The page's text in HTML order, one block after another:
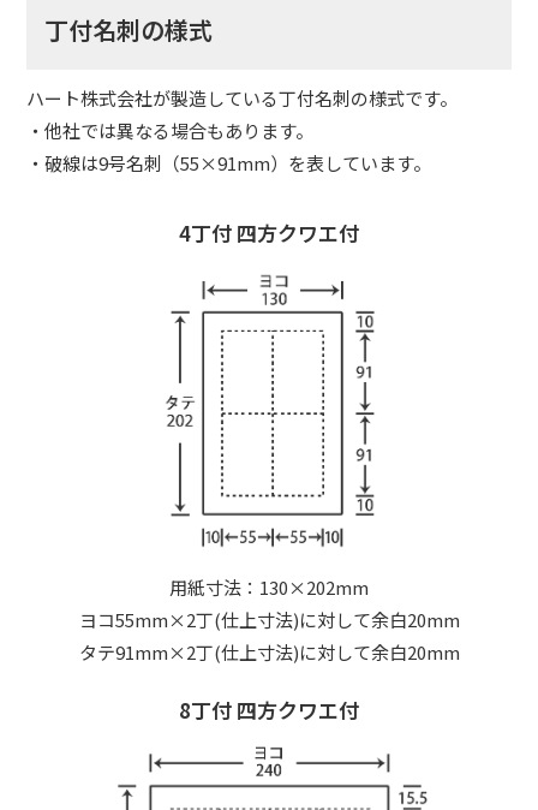
丁付名刺の様式
ハート株式会社が製造している丁付名刺の様式です。
・他社では異なる場合もあります。
・破線は9号名刺（55×91mm）を表しています。
4丁付 四方クワエ付
用紙寸法：130×202mm
ヨコ55mm×2丁(仕上寸法)に対して余白20mm
タテ91mm×2丁(仕上寸法)に対して余白20mm
8丁付 四方クワエ付